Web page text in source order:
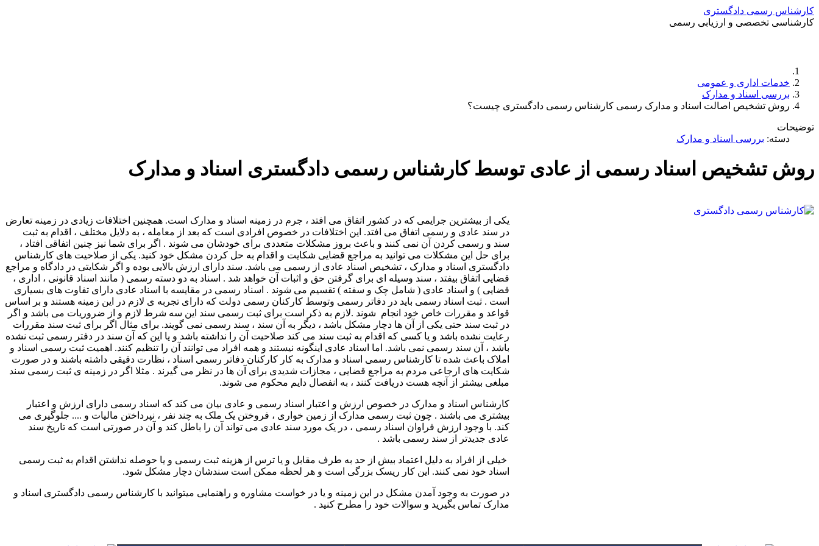
کارشناس رسمی دادگستری
کارشناسی تخصصی و ارزیابی رسمی
خدمات اداری و عمومی
بررسی اسناد و مدارک
روش تشخیص اصالت اسناد و مدارک رسمی کارشناس رسمی دادگستری چیست؟
توضیحات
دسته: بررسی اسناد و مدارک
روش تشخیص اسناد رسمی از عادی توسط کارشناس رسمی دادگستری اسناد و مدارک
یکی از بیشترین جرایمی که در کشور اتفاق می افتد ، جرم در زمینه اسناد و مدارک است. همچنین اختلافات زیادی در زمینه تعارض
در سند عادی و رسمی اتفاق می افتد. این اختلافات در خصوص افرادی است که بعد از معامله ، به دلایل مختلف ، اقدام به ثبت
سند و رسمی کردن آن نمی کنند و باعث بروز مشکلات متعددی برای خودشان می شوند . اگر برای شما نیز چنین اتفاقی افتاد ،
برای حل این مشکلات می توانید به مراجع قضایی شکایت و اقدام به حل کردن مشکل خود کنید. یکی از صلاحیت های کارشناس
دادگستری اسناد و مدارک ، تشخیص اسناد عادی از رسمی می باشد. سند دارای ارزش بالایی بوده و اگر شکایتی در دادگاه و مراجع
قضایی اتفاق بیفتد ، سند وسیله ای برای گرفتن حق و اثبات آن خواهد شد . اسناد به دو دسته رسمی ( مانند اسناد قانونی ، اداری ،
قضایی ) و اسناد عادی ( شامل چک و سفته ) تقسیم می شوند . اسناد رسمی در مقایسه با اسناد عادی دارای تفاوت های بسیاری
است . ثبت اسناد رسمی باید در دفاتر رسمی وتوسط کارکنان رسمی دولت که دارای تجربه ی لازم در این زمینه هستند و بر اساس
قواعد و مقررات خاص خود انجام شوند .لازم به ذکر است برای ثبت رسمی سند این سه شرط لازم و از ضروریات می باشد و اگر
در ثبت سند حتی یکی از آن ها دچار مشکل باشد ، دیگر به آن سند ، سند رسمی نمی گویند. برای مثال اگر برای ثبت سند مقررات
رعایت نشده باشد و یا کسی که اقدام به ثبت سند می کند صلاحیت آن را نداشته باشد و یا این که آن سند در دفتر رسمی ثبت نشده
باشد ، آن سند رسمی نمی باشد. اما اسناد عادی اینگونه نیستند و همه افراد می توانند آن را تنظیم کنند. اهمیت ثبت رسمی اسناد و
املاک باعث شده تا کارشناس رسمی اسناد و مدارک به کار کارکنان دفاتر رسمی اسناد ، نظارت دقیقی داشته باشند و در صورت
شکایت های ارجاعی مردم به مراجع قضایی ، مجازات شدیدی برای آن ها در نظر می گیرند . مثلا اگر در زمینه ی ثبت رسمی سند
مبلغی بیشتر از آنچه هست دریافت کنند ، به انفصال دایم محکوم می شوند.
کارشناس اسناد و مدارک در خصوص ارزش و اعتبار اسناد رسمی و عادی بیان می کند که اسناد رسمی دارای ارزش و اعتبار
بیشتری می باشند . چون ثبت رسمی مدارک از زمین خواری ، فروختن یک ملک به چند نفر ، نپرداختن مالیات و .... جلوگیری می
کند. با وجود ارزش فراوان اسناد رسمی ، در یک مورد سند عادی می تواند آن را باطل کند و آن در صورتی است که تاریخ سند
عادی جدیدتر از سند رسمی باشد .
خیلی از افراد به دلیل اعتماد بیش از حد به طرف مقابل و یا ترس از هزینه ثبت رسمی و یا حوصله نداشتن اقدام به ثبت رسمی
اسناد خود نمی کنند. این کار ریسک بزرگی است و هر لحظه ممکن است سندشان دچار مشکل شود.
در صورت به وجود آمدن مشکل در این زمینه و یا در خواست مشاوره و راهنمایی میتوانید با کارشناس رسمی دادگستری اسناد و
مدارک تماس بگیرید و سوالات خود را مطرح کنید .